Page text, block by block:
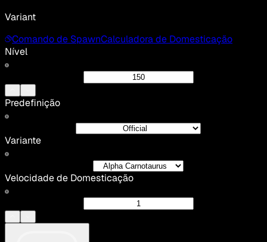
Variant
Comando de SpawnCalculadora de Domesticação
Nível
Predefinição
Variante
Velocidade de Domesticação